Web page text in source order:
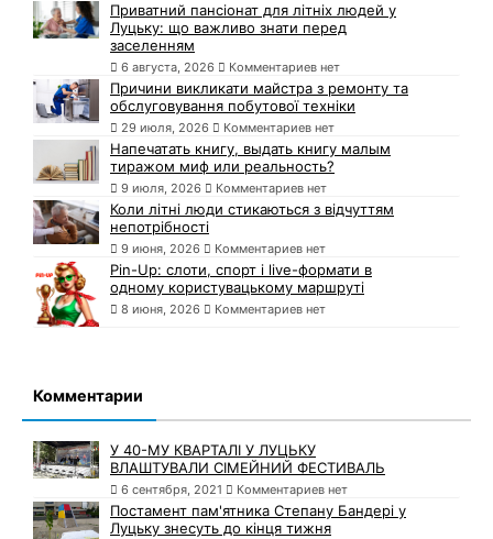
Приватний пансіонат для літніх людей у
Луцьку: що важливо знати перед
заселенням
6 августа, 2026 Комментариев нет
Причини викликати майстра з ремонту та
обслуговування побутової техніки
29 июля, 2026 Комментариев нет
Напечатать книгу, выдать книгу малым
тиражом миф или реальность?
9 июля, 2026 Комментариев нет
Коли літні люди стикаються з відчуттям
непотрібності
9 июня, 2026 Комментариев нет
Pin-Up: слоти, спорт і live-формати в
одному користувацькому маршруті
8 июня, 2026 Комментариев нет
Комментарии
У 40-МУ КВАРТАЛІ У ЛУЦЬКУ
ВЛАШТУВАЛИ СІМЕЙНИЙ ФЕСТИВАЛЬ
6 сентября, 2021 Комментариев нет
Постамент пам'ятника Степану Бандері у
Луцьку знесуть до кінця тижня